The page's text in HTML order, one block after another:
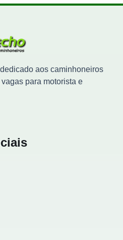
aos caminhoneiros
para motorista e